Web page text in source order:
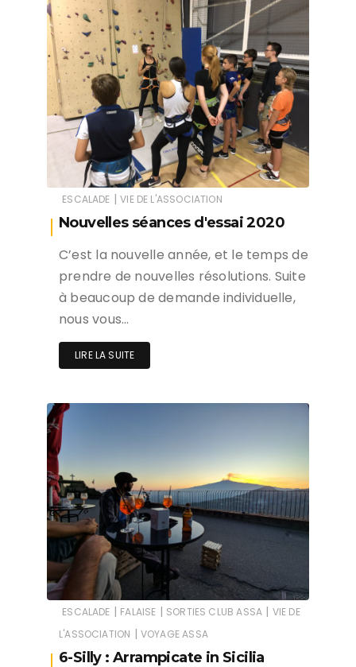
ESCALADE | VIE DE L'ASSOCIATION
Nouvelles séances d'essai 2020
C’est la nouvelle année, et le temps de
prendre de nouvelles résolutions. Suite
à beaucoup de demande individuelle,
nous vous…
LIRE LA SUITE
ESCALADE | FALAISE | SORTIES CLUB ASSA | VIE DE
L'ASSOCIATION | VOYAGE ASSA
6-Silly : Arrampicate in Sicilia